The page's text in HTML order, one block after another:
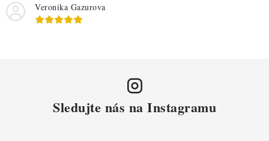
Veronika Gazurova
Sledujte nás na Instagramu